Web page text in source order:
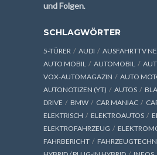
und Folgen.
SCHLAGWÖRTER
5-TÜRER AUDI AUSFAHRTTV
AUTO MOBIL
AUTOMOBIL
VOX-AUTOMAGAZIN
AUTO
AUTONOTIZEN (YT)
AUTOS
DRIVE
BMW CAR MANIAC
ELEKTRISCH
ELEKTROAUTOS
ELEKTROFAHRZEUG
FAHRBERICHT